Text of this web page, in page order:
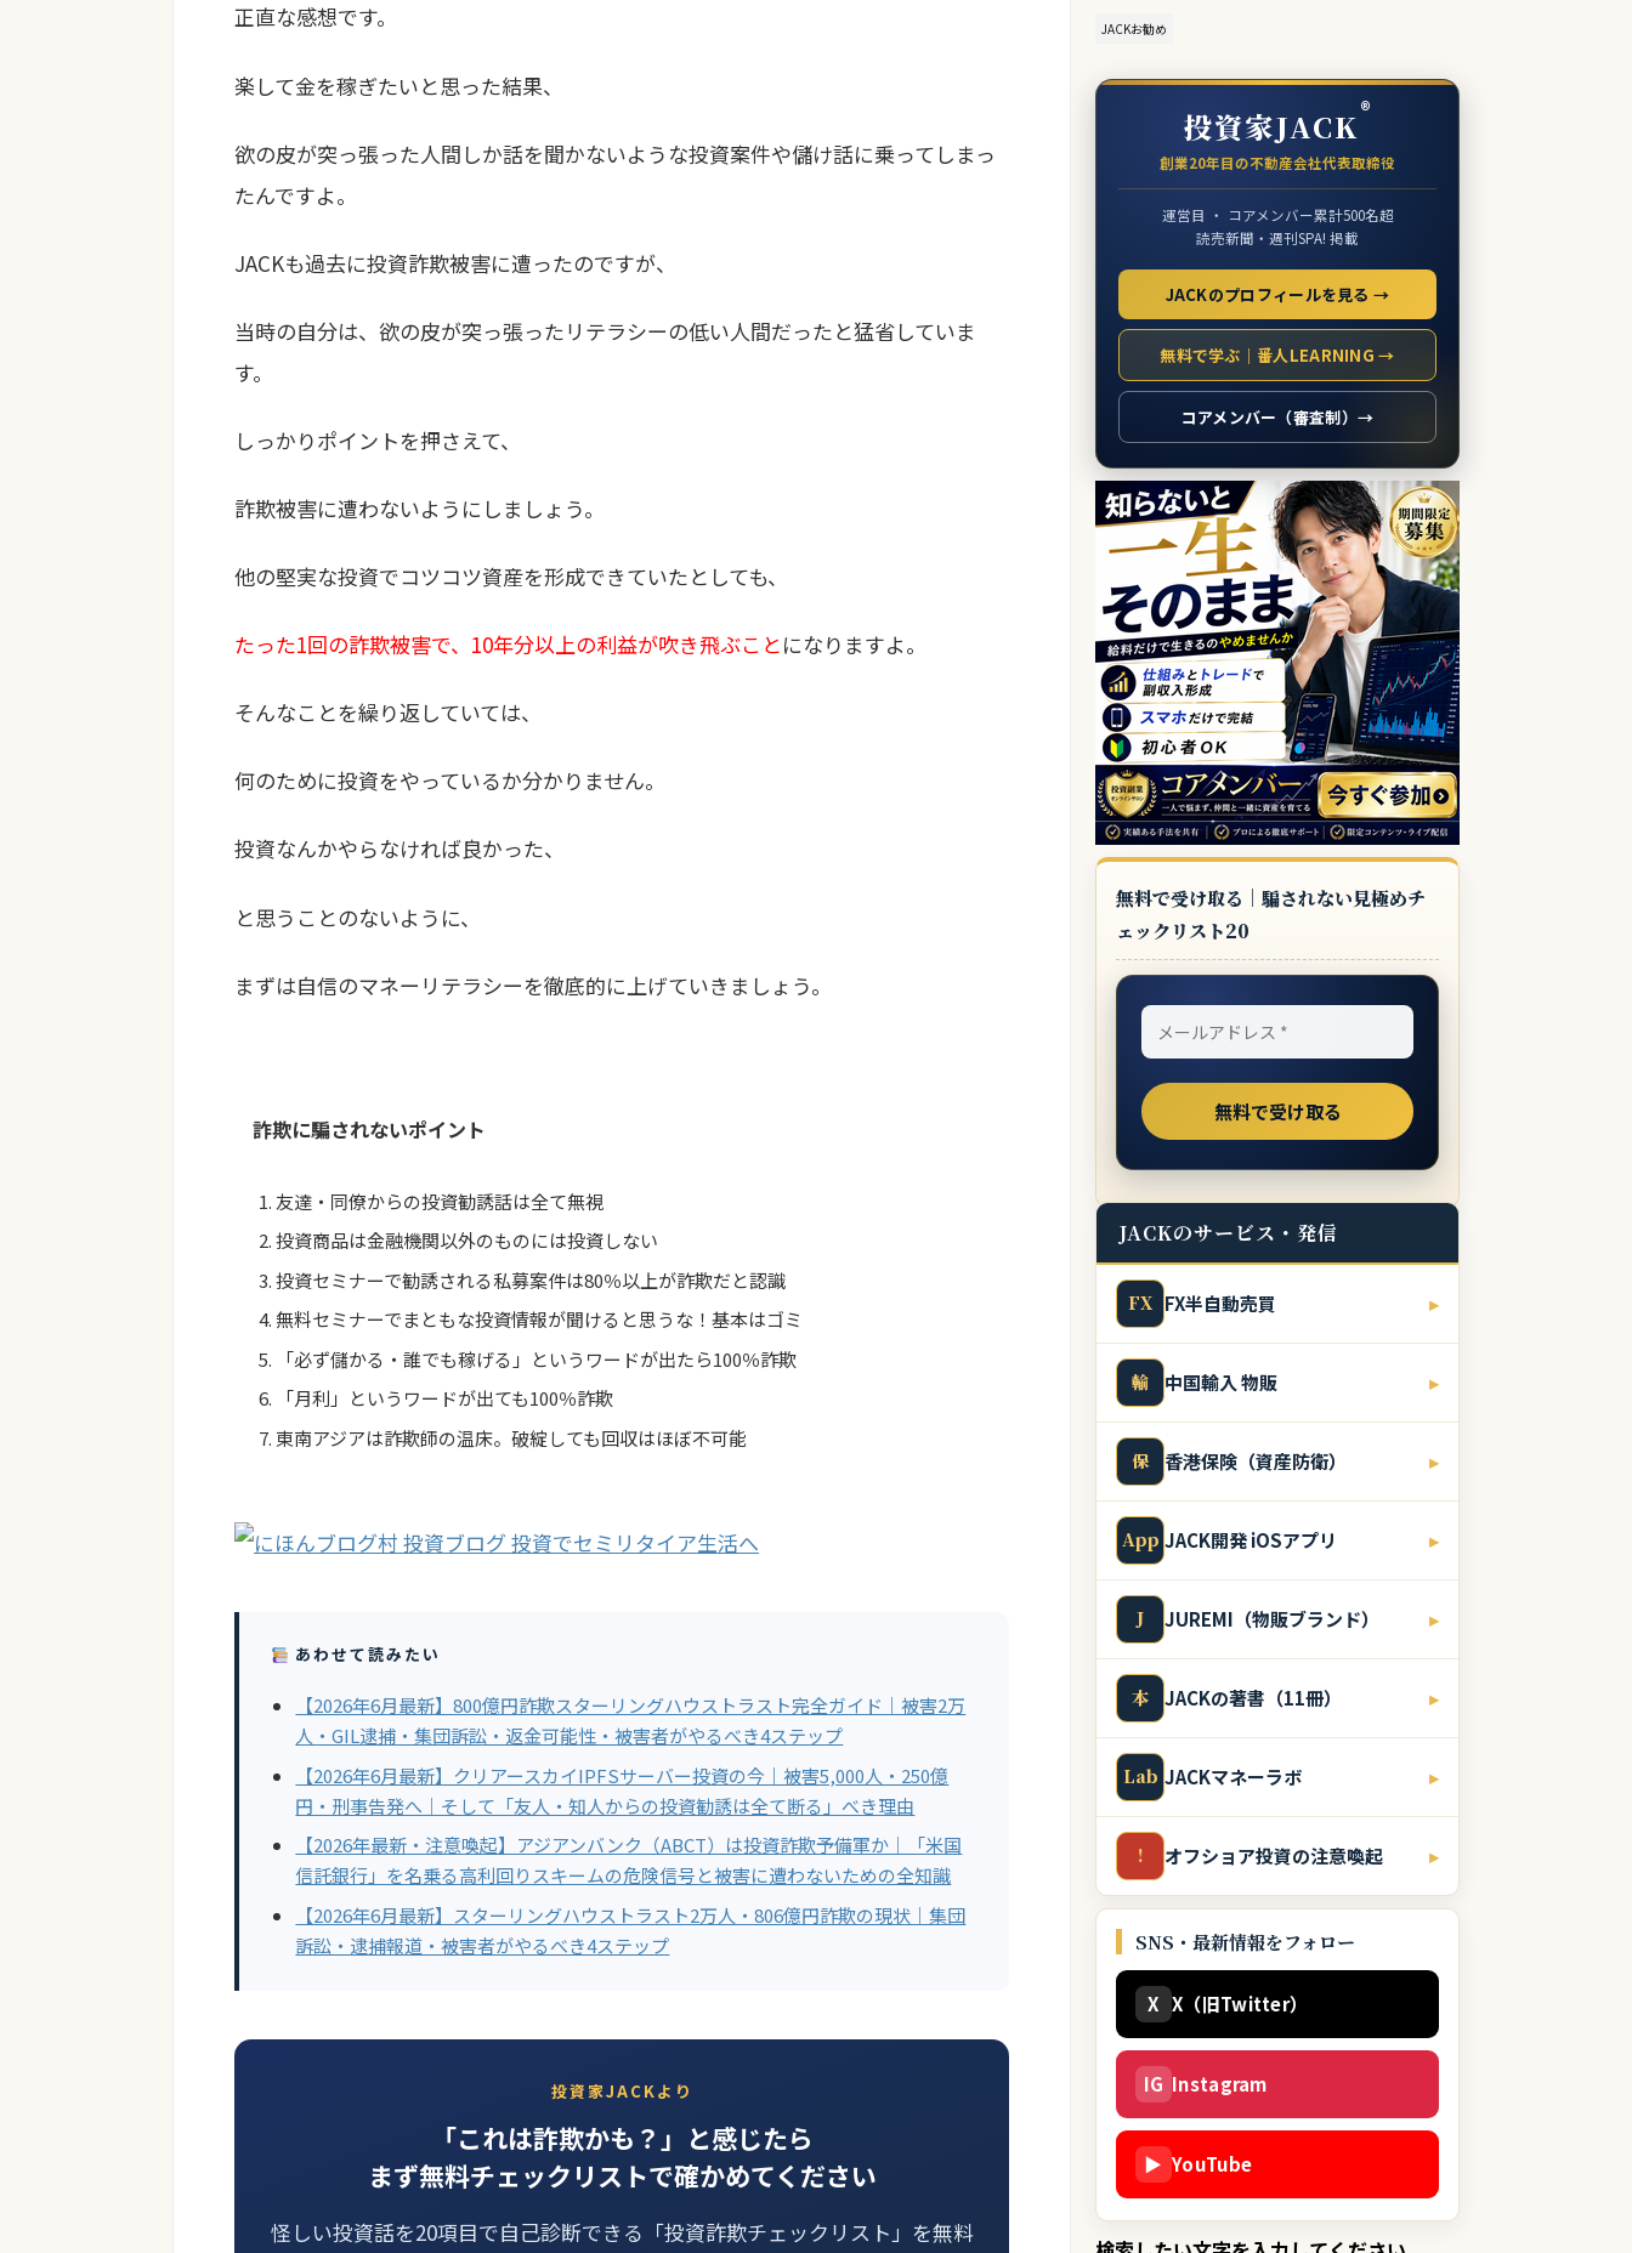
正直な感想です。
楽して金を稼ぎたいと思った結果、
欲の皮が突っ張った人間しか話を聞かないような投資案件や儲け話に乗ってしまっ
たんですよ。
JACKも過去に投資詐欺被害に遭ったのですが、
当時の自分は、欲の皮が突っ張ったリテラシーの低い人間だったと猛省していま
す。
しっかりポイントを押さえて、
詐欺被害に遭わないようにしましょう。
他の堅実な投資でコツコツ資産を形成できていたとしても、
たった1回の詐欺被害で、10年分以上の利益が吹き飛ぶことになりますよ。
そんなことを繰り返していては、
何のために投資をやっているか分かりません。
投資なんかやらなければ良かった、
と思うことのないように、
まずは自信のマネーリテラシーを徹底的に上げていきましょう。
詐欺に騙されないポイント
友達・同僚からの投資勧誘話は全て無視
投資商品は金融機関以外のものには投資しない
投資セミナーで勧誘される私募案件は80％以上が詐欺だと認識
無料セミナーでまともな投資情報が聞けると思うな！基本はゴミ
「必ず儲かる・誰でも稼げる」というワードが出たら100％詐欺
「月利」というワードが出ても100％詐欺
東南アジアは詐欺師の温床。破綻しても回収はほぼ不可能
あわせて読みたい
【2026年6月最新】800億円詐欺スターリングハウストラスト完全ガイド｜被害2万
人・GIL逮捕・集団訴訟・返金可能性・被害者がやるべき4ステップ
【2026年6月最新】クリアースカイIPFSサーバー投資の今｜被害5,000人・250億
円・刑事告発へ｜そして「友人・知人からの投資勧誘は全て断る」べき理由
【2026年最新・注意喚起】アジアンバンク（ABCT）は投資詐欺予備軍か｜「米国
信託銀行」を名乗る高利回りスキームの危険信号と被害に遭わないための全知識
【2026年6月最新】スターリングハウストラスト2万人・806億円詐欺の現状｜集団
訴訟・逮捕報道・被害者がやるべき4ステップ
投資家JACKより
「これは詐欺かも？」と感じたら
まず無料チェックリストで確かめてください
怪しい投資話を20項目で自己診断できる「投資詐欺チェックリスト」を無料
JACKお勧め
投資家JACK®
創業20年目の不動産会社代表取締役
運営目 ・ コアメンバー累計500名超
読売新聞・週刊SPA! 掲載
JACKのプロフィールを見る →
無料で学ぶ｜番人LEARNING →
コアメンバー（審査制）→
無料で受け取る｜騙されない見極めチ
ェックリスト20
JACKのサービス・発信
FX FX半自動売買 ▸
輸 中国輸入 物販 ▸
保 香港保険（資産防衛） ▸
App JACK開発 iOSアプリ ▸
J JUREMI（物販ブランド） ▸
本 JACKの著書（11冊） ▸
Lab JACKマネーラボ ▸
! オフショア投資の注意喚起 ▸
SNS・最新情報をフォロー
X X（旧Twitter）
IG Instagram
▶ YouTube